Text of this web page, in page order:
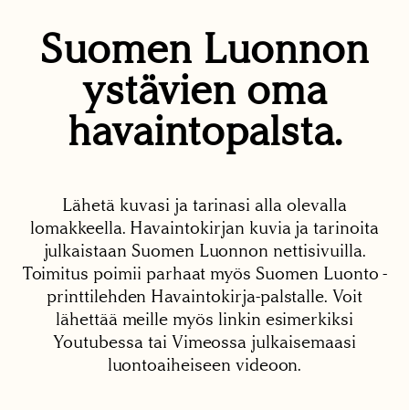
Suomen Luonnon
ystävien oma
havaintopalsta.
Lähetä kuvasi ja tarinasi alla olevalla
lomakkeella. Havaintokirjan kuvia ja tarinoita
julkaistaan Suomen Luonnon nettisivuilla.
Toimitus poimii parhaat myös Suomen Luonto -
printtilehden Havaintokirja-palstalle. Voit
lähettää meille myös linkin esimerkiksi
Youtubessa tai Vimeossa julkaisemaasi
luontoaiheiseen videoon.